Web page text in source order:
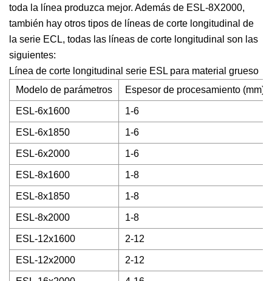
toda la línea produzca mejor. Además de ESL-8X2000,
también hay otros tipos de líneas de corte longitudinal de
la serie ECL, todas las líneas de corte longitudinal son las
siguientes:
Línea de corte longitudinal serie ESL para material grueso
Modelo de parámetros
Espesor de procesamiento (mm)
ESL-6x1600 1-6
ESL-6x1850 1-6
ESL-6x2000 1-6
ESL-8x1600 1-8
ESL-8x1850 1-8
ESL-8x2000 1-8
ESL-12x1600 2-12
ESL-12x2000 2-12